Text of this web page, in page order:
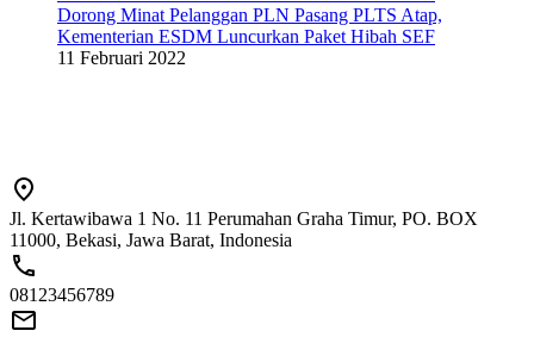
Dorong Minat Pelanggan PLN Pasang PLTS Atap,
Kementerian ESDM Luncurkan Paket Hibah SEF
11 Februari 2022
Jl. Kertawibawa 1 No. 11 Perumahan Graha Timur, PO. BOX
11000, Bekasi, Jawa Barat, Indonesia
08123456789